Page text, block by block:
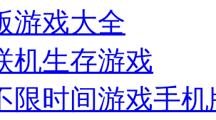
游戏大全
机生存游戏
限时间游戏手机